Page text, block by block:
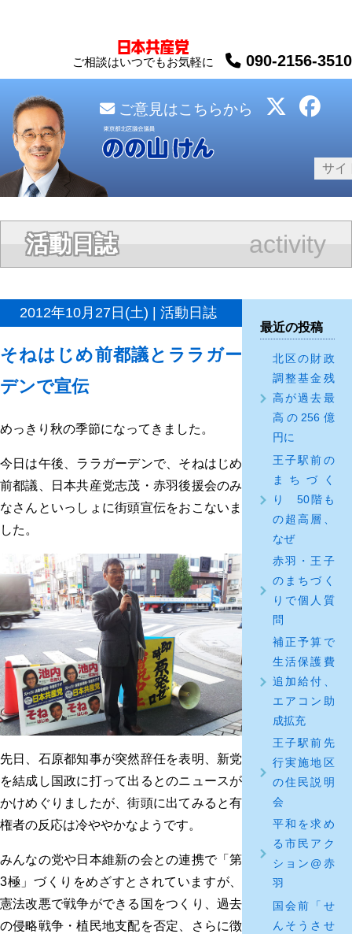
ご相談はいつでもお気軽に 090-2156-3510
ご意見はこちらから
活動日誌 activity
2012年10月27日(土) | 活動日誌
そねはじめ前都議とララガー
デンで宣伝
めっきり秋の季節になってきました。
今日は午後、ララガーデンで、そねはじめ
前都議、日本共産党志茂・赤羽後援会のみ
なさんといっしょに街頭宣伝をおこないま
した。
先日、石原都知事が突然辞任を表明、新党
を結成し国政に打って出るとのニュースが
かけめぐりましたが、街頭に出てみると有
権者の反応は冷ややかなようです。
みんなの党や日本維新の会との連携で「第
3極」づくりをめざすとされていますが、
憲法改悪で戦争ができる国をつくり、過去
の侵略戦争・植民地支配を否定、さらに徴
最近の投稿
北区の財政
調整基金残
高が過去最
高の256億
円に
王子駅前の
まちづく
り 50階も
の超高層、
なぜ
赤羽・王子
のまちづく
りで個人質
問
補正予算で
生活保護費
追加給付、
エアコン助
成拡充
王子駅前先
行実施地区
の住民説明
会
平和を求め
る市民アク
ション@赤
羽
国会前「せ
んそうさせ